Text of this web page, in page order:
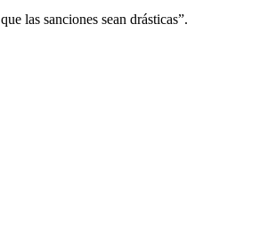
las sanciones sean drásticas”.